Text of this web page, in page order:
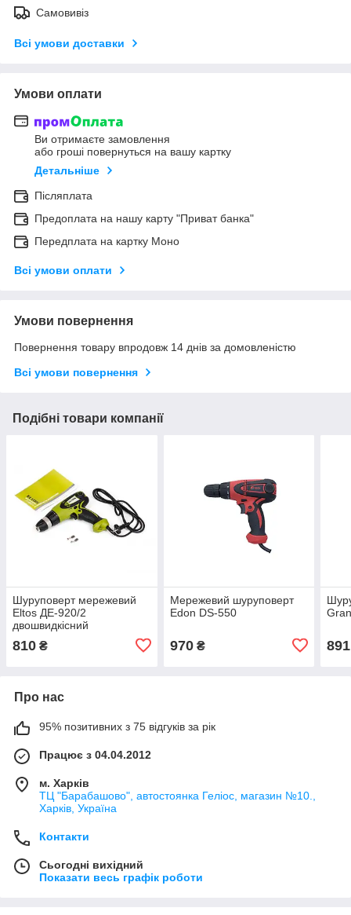
Самовивіз
Всі умови доставки
Умови оплати
Ви отримаєте замовлення
або гроші повернуться на вашу картку
Детальніше
Післяплата
Предоплата на нашу карту "Приват банка"
Передплата на картку Моно
Всі умови оплати
Умови повернення
Повернення товару впродовж 14 днів за домовленістю
Всі умови повернення
Подібні товари компанії
Шуруповерт мережевий
Eltos ДЕ-920/2
двошвидкісний
810 ₴
Мережевий шуруповерт
Edon DS-550
970₴ 891
Про нас
95% позитивних з 75 відгуків за рік
Працює з 04.04.2012
м. Харків
ТЦ "Барабашово", автостоянка Геліос, магазин №10.,
Харків, Україна
Контакти
Сьогодні вихідний
Показати весь графік роботи